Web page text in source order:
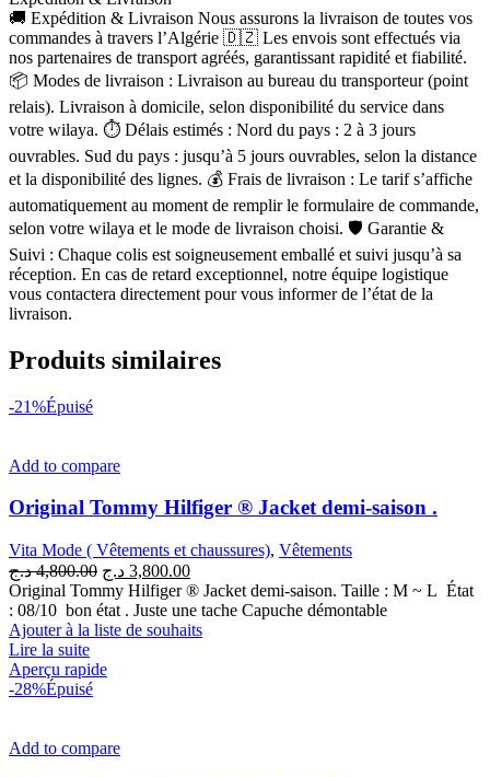
🚚 Expédition & Livraison Nous assurons la livraison de toutes vos
commandes à travers l’Algérie 🇩🇿 Les envois sont effectués via
nos partenaires de transport agréés, garantissant rapidité et fiabilité.
📦 Modes de livraison : Livraison au bureau du transporteur (point
relais). Livraison à domicile, selon disponibilité du service dans
votre wilaya. ⏱ Délais estimés : Nord du pays : 2 à 3 jours
ouvrables. Sud du pays : jusqu’à 5 jours ouvrables, selon la distance
et la disponibilité des lignes. 💰 Frais de livraison : Le tarif s’affiche
automatiquement au moment de remplir le formulaire de commande,
selon votre wilaya et le mode de livraison choisi. 🛡 Garantie &
Suivi : Chaque colis est soigneusement emballé et suivi jusqu’à sa
réception. En cas de retard exceptionnel, notre équipe logistique
vous contactera directement pour vous informer de l’état de la
livraison.
Produits similaires
-21%Épuisé
Add to compare
Original Tommy Hilfiger ® Jacket demi-saison .
Vita Mode ( Vêtements et chaussures), Vêtements
4,800.00 د.ج
Le
prix
initial
était :
3,800.00 د.ج
Le
prix
actuel
est :
Original Tommy Hilfiger ® Jacket demi-saison. Taille : M ~ L État
: 08/10 bon état . Juste une tache Capuche démontable
Ajouter à la liste de souhaits
Lire la suite
Aperçu rapide
-28%Épuisé
Add to compare